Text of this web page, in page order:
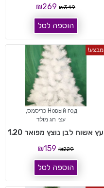
₪349
₪269
הוספה לסל
מבצע!
Новый год כריסמס
,
עצי חג מולד
עץ אשוח לבן נוצץ מפואר 1.20
₪229
₪159
הוספה לסל